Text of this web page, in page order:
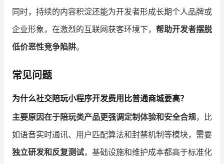
同时，持续的内容积淀还能为开发者形成长期个人品牌或
企业形象，在激烈的互联网获客环境下， 帮助开发者摆脱
低价恶性竞争陷阱。
常见问题
为什么社交陪玩小程序开发费用比普通商城要高？
主要原因在于陪玩类产品更强调定制体验和安全合规，比
如语音实时通讯、用户匹配算法和封禁机制等模块，需要
独立研发和反复测试，基础设施和维护成本都高于标准化